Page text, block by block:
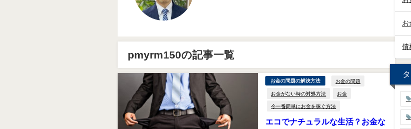
pmyrm150の記事一覧
お金の問題の解決方法 お金の問題
お金がない時の対処方法 お金
今一番簡単にお金を稼ぐ方法
エコでナチュラルな生活？お金な
お
債